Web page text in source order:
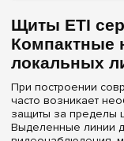
EDS
Белый(3)
Щиты ETI
Компактные
локальных
При построении
часто возникает
защиты за пределы
Выделенные линии